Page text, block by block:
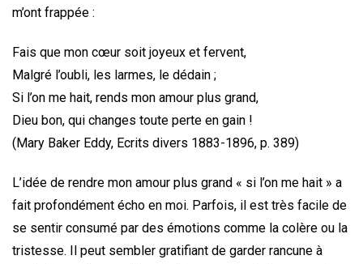
m’ont frappée :
Fais que mon cœur soit joyeux et fervent,
Malgré l’oubli, les larmes, le dédain ;
Si l’on me hait, rends mon amour plus grand,
Dieu bon, qui changes toute perte en gain !
(Mary Baker Eddy, Ecrits divers 1883-1896, p. 389)
L’idée de rendre mon amour plus grand « si l’on me hait » a
fait profondément écho en moi. Parfois, il est très facile de
se sentir consumé par des émotions comme la colère ou la
tristesse. Il peut sembler gratifiant de garder rancune à